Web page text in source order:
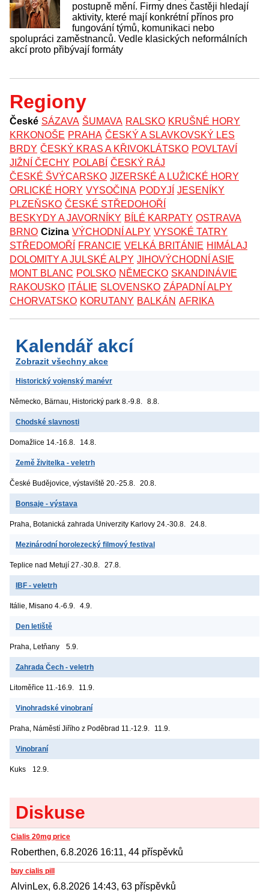
postupně mění. Firmy dnes častěji hledají
aktivity, které mají konkrétní přínos pro
fungování týmů, komunikaci nebo
spolupráci zaměstnanců. Vedle klasických neformálních
akcí proto přibývají formáty
Regiony
České SÁZAVA ŠUMAVA RALSKO KRUŠNÉ HORY
KRKONOŠE PRAHA ČESKÝ A SLAVKOVSKÝ LES
BRDY ČESKÝ KRAS A KŘIVOKLÁTSKO POVLTAVÍ
JIŽNÍ ČECHY POLABÍ ČESKÝ RÁJ
ČESKÉ ŠVÝCARSKO JIZERSKÉ A LUŽICKÉ HORY
ORLICKÉ HORY VYSOČINA PODYJÍ JESENÍKY
PLZEŇSKO ČESKÉ STŘEDOHOŘÍ
BESKYDY A JAVORNÍKY BÍLÉ KARPATY OSTRAVA
BRNO Cizina VÝCHODNÍ ALPY VYSOKÉ TATRY
STŘEDOMOŘÍ
FRANCIE VELKÁ BRITÁNIE HIMÁLAJ
DOLOMITY A JULSKÉ ALPY JIHOVÝCHODNÍ ASIE
MONT BLANC POLSKO NĚMECKO SKANDINÁVIE
RAKOUSKO ITÁLIE SLOVENSKO ZÁPADNÍ ALPY
CHORVATSKO KORUTANY BALKÁN AFRIKA
Kalendář akcí
Zobrazit všechny akce
Historický vojenský manévr
Německo, Bärnau, Historický park 8.-9.8. 8.8.
Chodské slavnosti
Domažlice 14.-16.8. 14.8.
Země živitelka - veletrh
České Budějovice, výstaviště 20.-25.8. 20.8.
Bonsaje - výstava
Praha, Botanická zahrada Univerzity Karlovy 24.-30.8. 24.8.
Mezinárodní horolezecký filmový festival
Teplice nad Metují 27.-30.8. 27.8.
IBF - veletrh
Itálie, Misano 4.-6.9. 4.9.
Den letiště
Praha, Letňany 5.9.
Zahrada Čech - veletrh
Litoměřice 11.-16.9. 11.9.
Vinohradské vinobraní
Praha, Náměstí Jiřího z Poděbrad 11.-12.9. 11.9.
Vinobraní
Kuks 12.9.
Diskuse
Cialis 20mg price
Roberthen, 6.8.2026 16:11, 44 příspěvků
buy cialis pill
AlvinLex, 6.8.2026 14:43, 63 příspěvků